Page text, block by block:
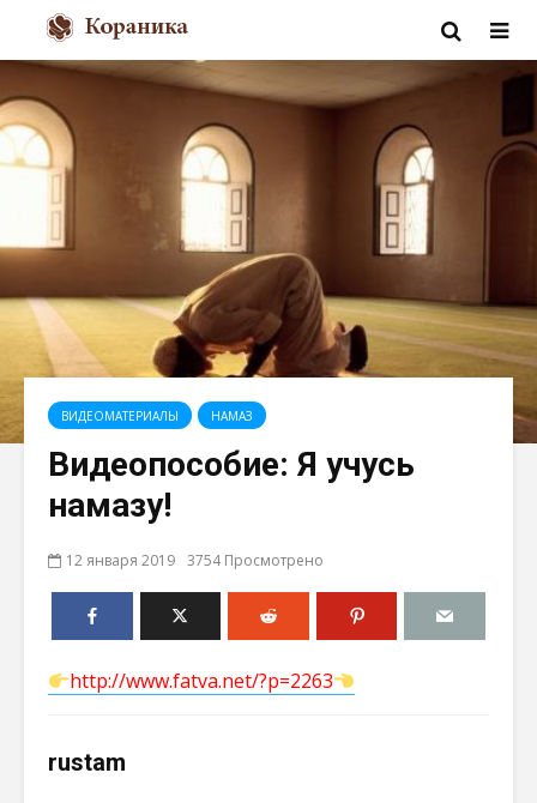
ВИДЕОМАТЕРИАЛЫ НАМАЗ
Видеопособие: Я учусь
намазу!
12 января 2019 3754 Просмотрено
http://www.fatva.net/?p=2263
rustam